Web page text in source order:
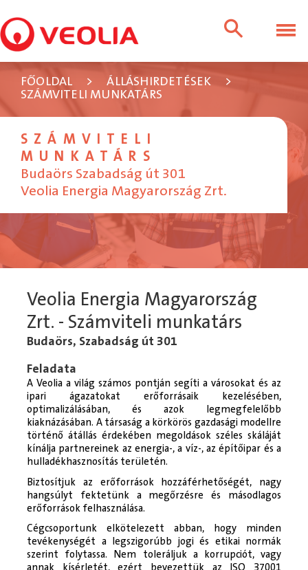
FŐOLDAL > ÁLLÁSHIRDETÉSEK
>
SZÁMVITELI MUNKATÁRS
SZÁMVITELI
MUNKATÁRS
Budaörs Szabadság út 301
Veolia Energia Magyarország Zrt.
Veolia Energia Magyarország
Zrt. - Számviteli munkatárs
Budaörs, Szabadság út 301
Feladata
A Veolia a világ számos pontján segíti a városokat és az
ipari ágazatokat erőforrásaik kezelésében,
optimalizálásában, és azok legmegfelelőbb
kiaknázásában. A társaság a körkörös gazdasági modellre
történő átállás érdekében megoldások széles skáláját
kínálja partnereinek az energia-, a víz-, az építőipar és a
hulladékhasznosítás területén.
Biztosítjuk az erőforrások hozzáférhetőségét, nagy
hangsúlyt fektetünk a megőrzésre és másodlagos
erőforrások felhasználása.
Cégcsoportunk elkötelezett abban, hogy minden
tevékenységét a legszigorúbb jogi és etikai normák
szerint folytassa. Nem toleráljuk a korrupciót, vagy